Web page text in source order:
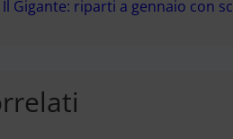
Gigante: riparti a gennaio con